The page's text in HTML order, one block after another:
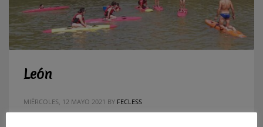
León
MIÉRCOLES, 12 MAYO 2021 BY FECLESS